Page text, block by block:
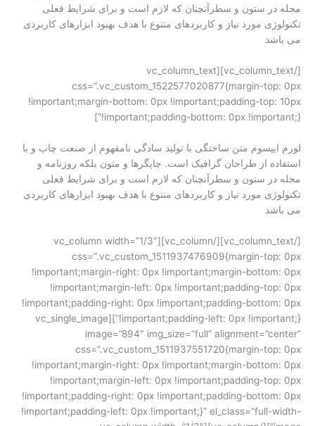
مجله در ستون و سطرآنچنان که لازم است و برای شرایط فعلی
تکنولوژی مورد نیاز و کاربردهای متنوع با هدف بهبود ابزارهای کاربردی
می باشد
[/vc_column_text][vc_column_text
css=”.vc_custom_1522577020877{margin-top: 0px
!important;margin-bottom: 0px !important;padding-top: 10px
!important;padding-bottom: 0px !important;}”]
لورم ایپسوم متن ساختگی با تولید سادگی نامفهوم از صنعت چاپ و با
استفاده از طراحان گرافیک است. چاپگرها و متون بلکه روزنامه و
مجله در ستون و سطرآنچنان که لازم است و برای شرایط فعلی
تکنولوژی مورد نیاز و کاربردهای متنوع با هدف بهبود ابزارهای کاربردی
می باشد
[/vc_column_text][/vc_column][vc_column width=”1/3″
css=”.vc_custom_1511937476909{margin-top: 0px
!important;margin-right: 0px !important;margin-bottom: 0px
!important;margin-left: 0px !important;padding-top: 0px
!important;padding-right: 0px !important;padding-bottom: 0px
!important;padding-left: 0px !important;}”][vc_single_image
image=”894″ img_size=”full” alignment=”center”
css=”.vc_custom_1511937551720{margin-top: 0px
!important;margin-right: 0px !important;margin-bottom: 0px
!important;margin-left: 0px !important;padding-top: 0px
!important;padding-right: 0px !important;padding-bottom: 0px
!important;padding-left: 0px !important;}” el_class=”full-width-